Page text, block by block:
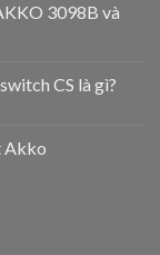
3098B và
CS là gì?
Akko